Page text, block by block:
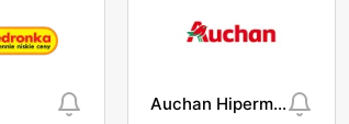
Auchan Hipermarket